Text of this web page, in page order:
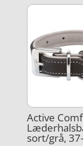
Active
sort/grå,